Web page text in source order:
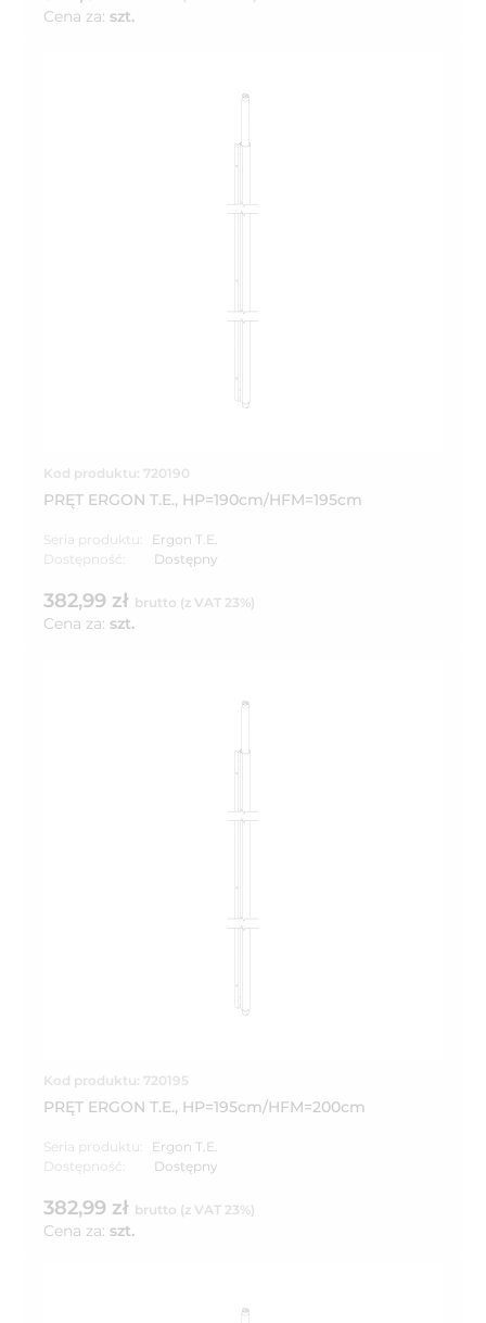
Cena za: szt.
Kod produktu: 720190
PRĘT ERGON T.E., HP=190cm/HFM=195cm
Seria produktu:
Ergon T.E.
Dostępność:
Dostępny
382,99 zł brutto (z VAT 23%)
Cena za: szt.
Kod produktu: 720195
PRĘT ERGON T.E., HP=195cm/HFM=200cm
Seria produktu:
Ergon T.E.
Dostępność:
Dostępny
382,99 zł brutto (z VAT 23%)
Cena za: szt.